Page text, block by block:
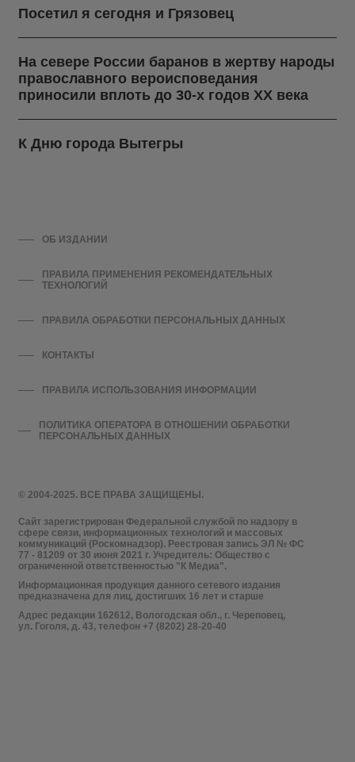
Посетил я сегодня и Грязовец
На севере России баранов в жертву народы
православного вероисповедания
приносили вплоть до 30-х годов ХХ века
К Дню города Вытегры
© 2004-2025. ВСЕ ПРАВА ЗАЩИЩЕНЫ.
Сайт зарегистрирован Федеральной службой по надзору в
сфере связи, информационных технологий и массовых
коммуникаций (Роскомнадзор). Реестровая запись ЭЛ № ФС
77 - 81209 от 30 июня 2021 г. Учредитель: Общество с
ограниченной ответственностью "К Медиа".
Информационная продукция данного сетевого издания
предназначена для лиц, достигших 16 лет и старше
Адрес редакции 162612, Вологодская обл., г. Череповец,
ул. Гоголя, д. 43, телефон +7 (8202) 28-20-40
ОБ ИЗДАНИИ
ПРАВИЛА ПРИМЕНЕНИЯ РЕКОМЕНДАТЕЛЬНЫХ
ТЕХНОЛОГИЙ
ПРАВИЛА ОБРАБОТКИ ПЕРСОНАЛЬНЫХ ДАННЫХ
КОНТАКТЫ
ПРАВИЛА ИСПОЛЬЗОВАНИЯ ИНФОРМАЦИИ
ПОЛИТИКА ОПЕРАТОРА В ОТНОШЕНИИ ОБРАБОТКИ
ПЕРСОНАЛЬНЫХ ДАННЫХ